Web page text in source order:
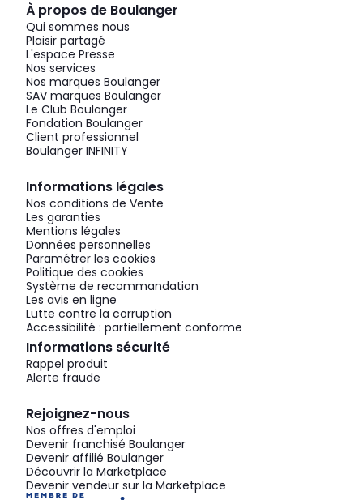
À propos de Boulanger
Qui sommes nous
Plaisir partagé
L'espace Presse
Nos services
Nos marques Boulanger
SAV marques Boulanger
Le Club Boulanger
Fondation Boulanger
Client professionnel
Boulanger INFINITY
Informations légales
Nos conditions de Vente
Les garanties
Mentions légales
Données personnelles
Paramétrer les cookies
Politique des cookies
Système de recommandation
Les avis en ligne
Lutte contre la corruption
Accessibilité : partiellement conforme
Informations sécurité
Rappel produit
Alerte fraude
Rejoignez-nous
Nos offres d'emploi
Devenir franchisé Boulanger
Devenir affilié Boulanger
Découvrir la Marketplace
Devenir vendeur sur la Marketplace